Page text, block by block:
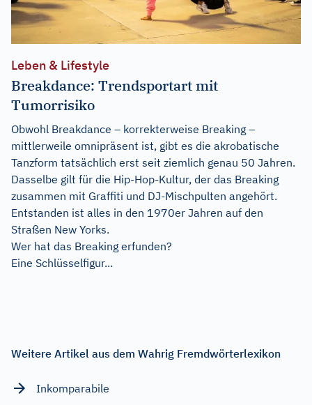
Leben & Lifestyle
Breakdance: Trendsportart mit
Tumorrisiko
Obwohl Breakdance – korrekterweise Breaking –
mittlerweile omnipräsent ist, gibt es die akrobatische
Tanzform tatsächlich erst seit ziemlich genau 50 Jahren.
Dasselbe gilt für die Hip-Hop-Kultur, der das Breaking
zusammen mit Graffiti und DJ-Mischpulten angehört.
Entstanden ist alles in den 1970er Jahren auf den
Straßen New Yorks.
Wer hat das Breaking erfunden?
Eine Schlüsselfigur...
Weitere Artikel aus dem Wahrig Fremdwörterlexikon
Inkomparabile